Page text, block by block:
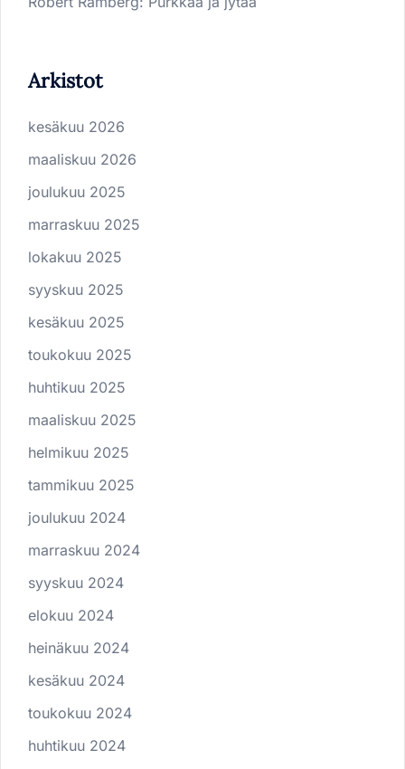
Arkistot
kesäkuu 2026
maaliskuu 2026
joulukuu 2025
marraskuu 2025
lokakuu 2025
syyskuu 2025
kesäkuu 2025
toukokuu 2025
huhtikuu 2025
maaliskuu 2025
helmikuu 2025
tammikuu 2025
joulukuu 2024
marraskuu 2024
syyskuu 2024
elokuu 2024
heinäkuu 2024
kesäkuu 2024
toukokuu 2024
huhtikuu 2024